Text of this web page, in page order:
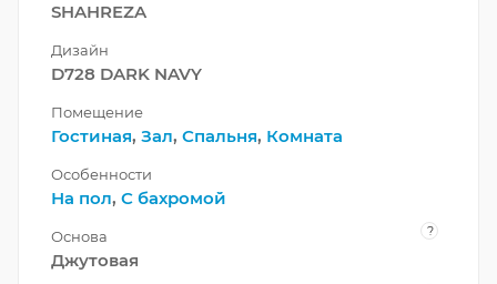
SHAHREZA
Дизайн
D728 DARK NAVY
Помещение
Гостиная, Зал, Спальня, Комната
Особенности
На пол, С бахромой
Основа ?
Джутовая